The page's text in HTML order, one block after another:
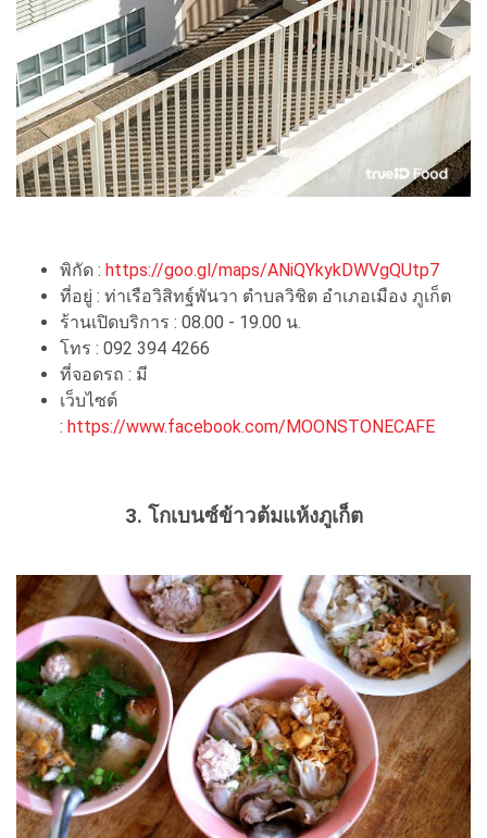
พิกัด : https://goo.gl/maps/ANiQYkykDWVgQUtp7
ที่อยู่ : ท่าเรือวิสิทฐ์พันวา ตำบลวิชิต อำเภอเมือง ภูเก็ต
ร้านเปิดบริการ : 08.00 - 19.00 น.
โทร : 092 394 4266
ที่จอดรถ : มี
เว็บไซต์
: https://www.facebook.com/MOONSTONECAFE
3. โกเบนซ์ข้าวต้มแห้งภูเก็ต